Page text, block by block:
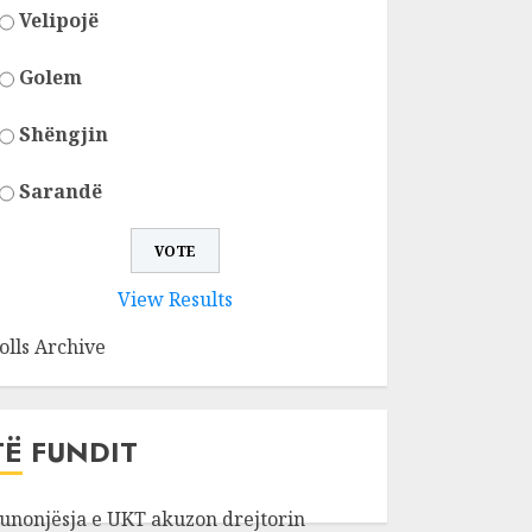
Velipojë
Golem
Shëngjin
Sarandë
View Results
Archive
FUNDIT
e UKT akuzon drejtorin